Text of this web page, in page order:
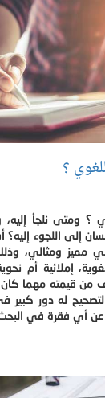
؟
؟ ومتى نلجأ
إلى اللجوء
مميز ومثالي،
إملائية أم
من قيمته مهما
له دور كبير
عن أي فقرة في